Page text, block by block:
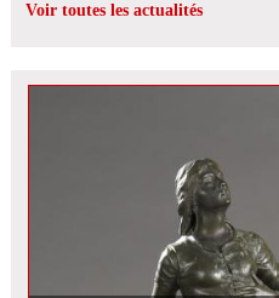
Voir toutes les actualités